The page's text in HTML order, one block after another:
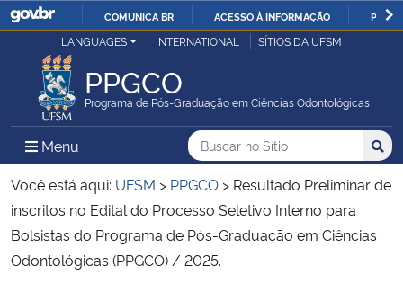
IR
COMUNICA BR ACESSO À INFORMAÇÃO
Ministério da Justiça e Segurança Pública
Ministério da Defesa
Ministério das Relações Exteriores
Ministério da Economia
Ministério da Infraestrutura
LANGUAGES INTERNATIONAL SÍTIOS DA UFSM
PPGCO
Programa de Pós-Graduação em Ciências Odontológicas
Menu Menu Principal do Sítio
Busca
Buscar no no Sítio
Busca:
Você está aqui: UFSM > PPGCO > Resultado Preliminar de
inscritos no Edital do Processo Seletivo Interno para
Bolsistas do Programa de Pós-Graduação em Ciências
Odontológicas (PPGCO) / 2025.